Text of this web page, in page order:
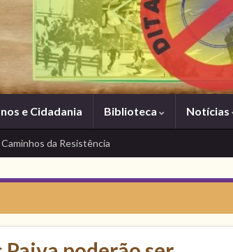
e Cidadania Biblioteca Notícias
Caminhos da Resistência